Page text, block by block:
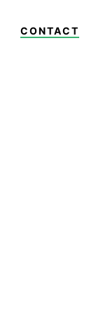
CONTACT